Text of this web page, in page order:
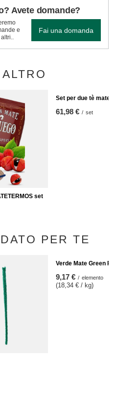
Avete domande?
e
Fai una domanda
set
Set per due tè mate
61,98 € / set
PER TE
Verde Mate Green
9,17 € / elemento
(18,34 € / kg)